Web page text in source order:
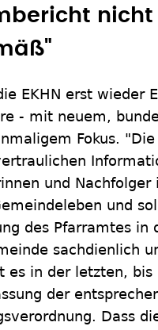
EKHN erst wieder
- mit neuem,
Fokus.
und
und
des Pfarramtes in
sachdienlich
es in der letzten, bis
der
Dass